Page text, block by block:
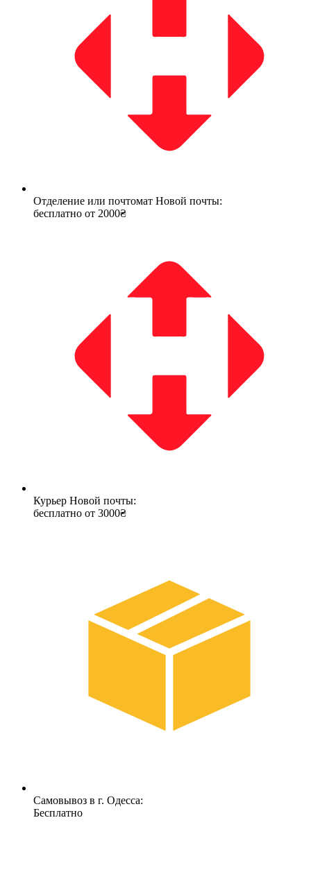
Отделение или почтомат Новой почты:
бесплатно от 2000₴
Курьер Новой почты:
бесплатно от 3000₴
Самовывоз в г. Одесса:
Бесплатно